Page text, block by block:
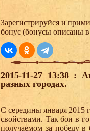
Зарегистрируйся и
бонус (бонусы описаны
2015-11-27 13:38 :
разных городах.
С середины января 2015
свойствами. Так бои в
получаемом за победу